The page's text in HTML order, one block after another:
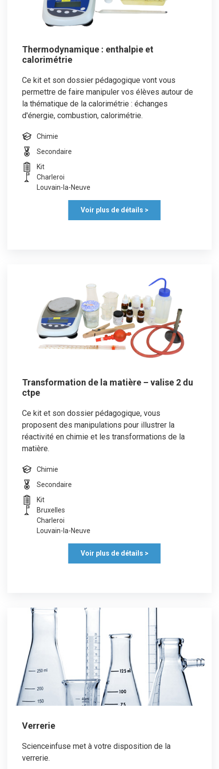
Thermodynamique : enthalpie et
calorimétrie
Ce kit et son dossier pédagogique vont vous
permettre de faire manipuler vos élèves autour de
la thématique de la calorimétrie : échanges
d'énergie, combustion, calorimétrie.
Chimie
Secondaire
Kit
Charleroi
Louvain-la-Neuve
Voir plus de détails >
Transformation de la matière – valise 2 du
ctpe
Ce kit et son dossier pédagogique, vous
proposent des manipulations pour illustrer la
réactivité en chimie et les transformations de la
matière.
Chimie
Secondaire
Kit
Bruxelles
Charleroi
Louvain-la-Neuve
Voir plus de détails >
Verrerie
Scienceinfuse met à votre disposition de la
verrerie.